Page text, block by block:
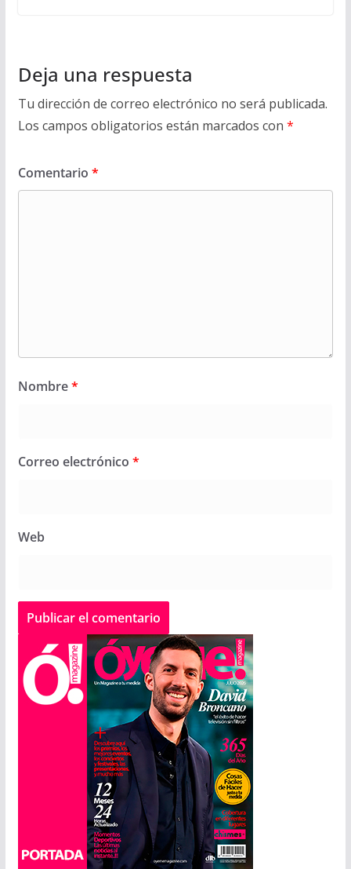
Deja una respuesta
Tu dirección de correo electrónico no será publicada.
Los campos obligatorios están marcados con *
Comentario *
Nombre*
Correo electrónico *
Web